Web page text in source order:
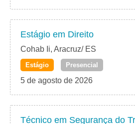
Estágio em Direito
Cohab Ii, Aracruz/ ES
Estágio Presencial
5 de agosto de 2026
Técnico em Segurança do